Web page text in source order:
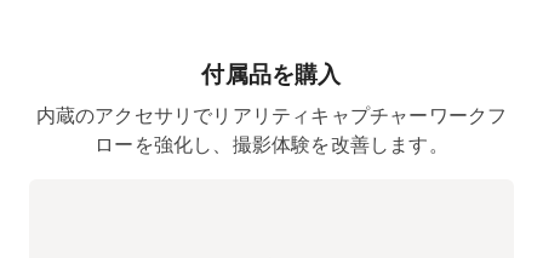
付属品を購入
内蔵のアクセサリでリアリティキャプチャーワークフ
ローを強化し、撮影体験を改善します。